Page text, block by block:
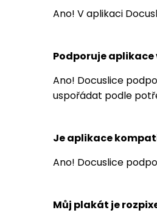
Ano! V aplikaci
Podporuje aplikace
Ano! Docuslice
uspořádat podle
Je aplikace
Ano! Docuslice
Můj plakát je